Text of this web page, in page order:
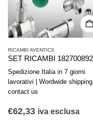
RICAMBI AVENTICS
Spedizione Italia in 7 giorni
lavorativi | Wordwide shipping
contact us
€62,33 iva esclusa